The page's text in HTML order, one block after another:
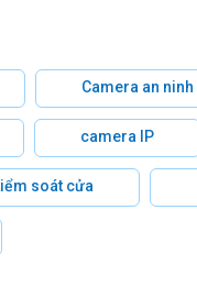
Camera an ninh
camera IP
soát cửa